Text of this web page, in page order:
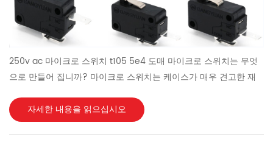
250v ac 마이크로 스위치 t105 5e4 도매 마이크로 스위치는 무엇
으로 만들어 집니까? 마이크로 스위치는 케이스가 매우 견고한 재
를 구성하는 데에는 유리 섬유 및 기타 재료가 일반적입니다. 니트릴
과 같은 특수 재료는 필요한 응용 분야에 사용할 수 있습니다. 마이
자세한 내용을 읽으십시오